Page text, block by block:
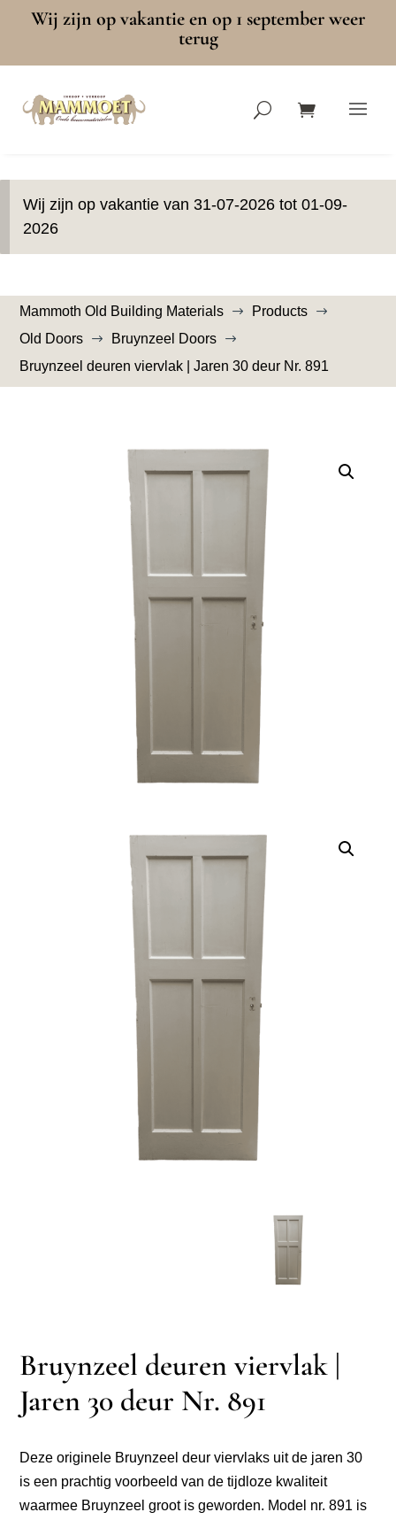
Wij zijn op vakantie en op 1 september weer
terug
Wij zijn op vakantie van 31-07-2026 tot 01-09-
2026
Mammoth Old Building Materials $ Products $
Old Doors $ Bruynzeel Doors $
Bruynzeel deuren viervlak | Jaren 30 deur Nr. 891
Bruynzeel deuren viervlak |
Jaren 30 deur Nr. 891
Deze originele Bruynzeel deur viervlaks uit de jaren 30
is een prachtig voorbeeld van de tijdloze kwaliteit
waarmee Bruynzeel groot is geworden. Model nr. 891 is